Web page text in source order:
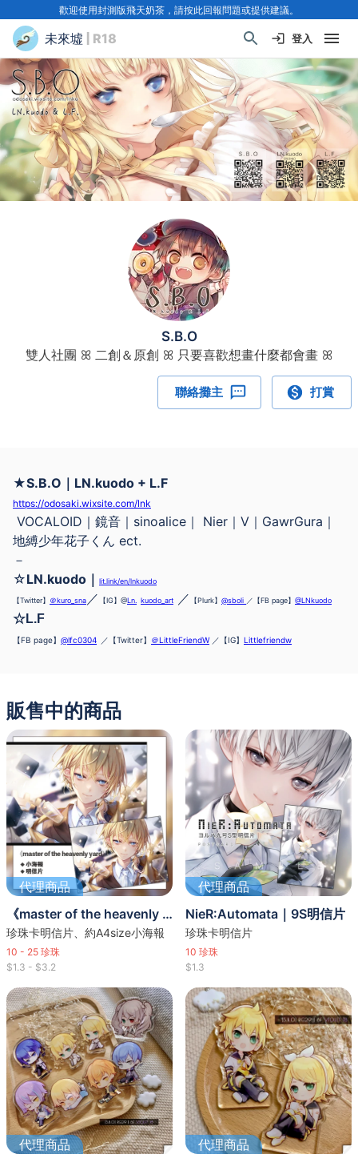
歡迎使用封測版飛天奶茶，請按此回報問題或提供建議。
未來墟 | R18 登入
S.B.O
雙人社團 ꕤ 二創＆原創 ꕤ 只要喜歡想畫什麼都會畫 ꕤ
聯絡攤主 打賞
★S.B.O｜LN.kuodo + L.F
https://odosaki.wixsite.com/lnk
VOCALOID｜鏡音｜sinoalice｜ Nier｜V｜GawrGura｜
地縛少年花子くん ect.
－
☆LN.kuodo｜ lit.link/en/lnkuodo
【Twitter】 ＠kuro_sna ／ 【IG】@Ln. kuodo_art ／ 【Plurk】 @sboli ／【FB page】 @LNkuodo
☆L.F
【FB page】 @lfc0304 ／ 【Twitter】 ＠LittleFriendW ／ 【IG】 Littlefriendw
販售中的商品
代理商品
《master of the heavenly yard》明信片／小海報
珍珠卡明信片、約A4size小海報
10 - 25 珍珠
$1.3 - $3.2
代理商品
NieR:Automata｜9S明信片
珍珠卡明信片
10 珍珠
$1.3
代理商品
代理商品